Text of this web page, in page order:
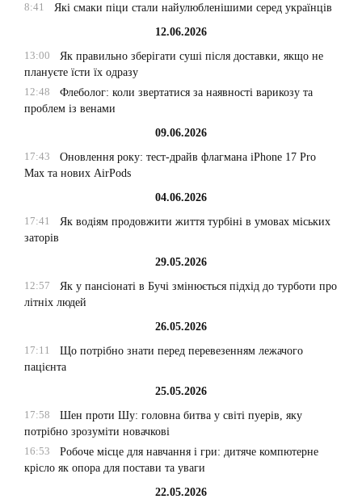
8:41
Які смаки піци стали найулюбленішими серед українців
12.06.2026
13:00
Як правильно зберігати суші після доставки, якщо не
плануєте їсти їх одразу
12:48
Флеболог: коли звертатися за наявності варикозу та
проблем із венами
09.06.2026
17:43
Оновлення року: тест-драйв флагмана iPhone 17 Pro
Max та нових AirPods
04.06.2026
17:41
Як водіям продовжити життя турбіні в умовах міських
заторів
29.05.2026
12:57
Як у пансіонаті в Бучі змінюється підхід до турботи про
літніх людей
26.05.2026
17:11
Що потрібно знати перед перевезенням лежачого
пацієнта
25.05.2026
17:58
Шен проти Шу: головна битва у світі пуерів, яку
потрібно зрозуміти новачкові
16:53
Робоче місце для навчання і гри: дитяче компютерне
крісло як опора для постави та уваги
22.05.2026